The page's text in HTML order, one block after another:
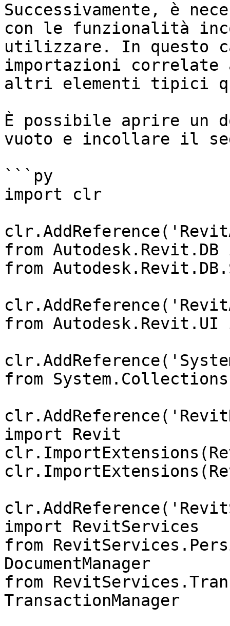
Successivamente, è
con le funzionalità
utilizzare. In questo
importazioni
altri elementi tipici
È possibile aprire un
vuoto e incollare il
```py
import clr
from
from
from
from
import Revit
import RevitServices
from
DocumentManager
from
TransactionManager